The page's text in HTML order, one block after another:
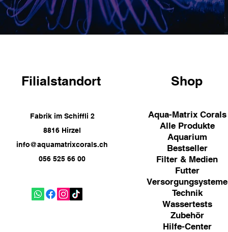
Filialstandort
Fabrik im Schiffli 2
8816 Hirzel
info@aquamatrixcorals.ch
056 525 66 00
Shop
Aqua-Matrix Corals
Alle Produkte
Aquarium
Bestseller
Filter & Medien
Futter
Versorgungsysteme
Technik
Wassertests
Zubehör
Hilfe-Center